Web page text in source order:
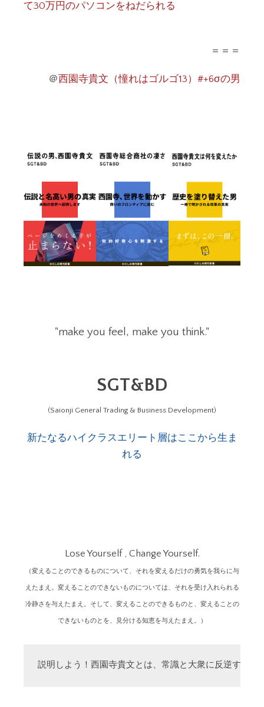
て30万円のパソコンをねだられる
＝＝＝
＠西園寺貴文（憧れはゴルゴ13）#+6σの男
"make you feel, make you think."
SGT&BD
(Saionji General Trading & Business Development)
新たなるハイクラスエリート層はここから生ま
れる
Lose Yourself , Change Yourself.
（変えることのできるものについて、それを変えるだけの勇気を我らに与
えたまえ。変えることのできないものについては、それを受け入れられる
冷静さを与えたまえ。そして、変えることのできるものと、変えることの
できないものとを、見分ける知恵を与えたまえ。）
説明しよう！西園寺貴文とは、常識と大衆に反逆する